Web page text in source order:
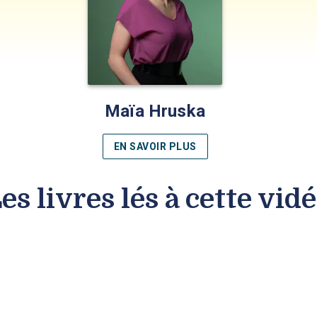
Maïa Hruska
EN SAVOIR PLUS
livres lés à cette